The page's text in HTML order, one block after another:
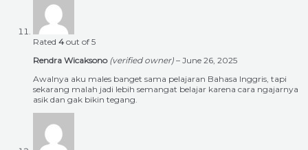
Rated 4 out of 5
Rendra Wicaksono (verified owner) – June 26, 2025
Awalnya aku males banget sama pelajaran Bahasa Inggris, tapi
sekarang malah jadi lebih semangat belajar karena cara ngajarnya
asik dan gak bikin tegang.